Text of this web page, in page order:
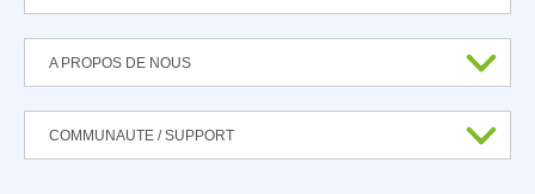
A PROPOS DE NOUS
COMMUNAUTE / SUPPORT